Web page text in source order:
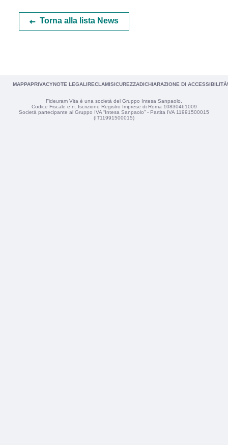
Torna alla lista News
MAPPAPRIVACYNOTE LEGALIRECLAMISICUREZZADICHIARAZIONE DI ACCESSIBILITÀ
Fideuram Vita è una società del Gruppo Intesa Sanpaolo.
Codice Fiscale e n. Iscrizione Registro Imprese di Roma 10830461009
Società partecipante al Gruppo IVA “Intesa Sanpaolo” - Partita IVA 11991500015
(IT11991500015)